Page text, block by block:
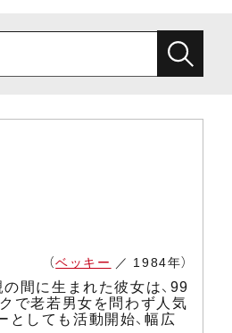
（ベッキー ／ 1984年）
間に生まれた彼女は、99
で老若男女を問わず人気
としても活動開始、幅広